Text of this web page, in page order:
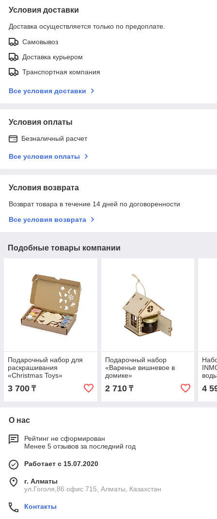
Условия доставки
Доставка осуществляется только по предоплате.
Самовывоз
Доставка курьером
Транспортная компания
Все условия доставки
Условия оплаты
Безналичный расчет
Все условия оплаты
Условия возврата
Возврат товара в течение 14 дней по договоренности
Все условия возврата
Подобные товары компании
Подарочный набор для
раскрашивания
«Christmas Toys»
3 700 ₸
Подарочный набор
«Варенье вишневое в
домике»
2 710₸ 4
О нас
Рейтинг не сформирован
Менее 5 отзывов за последний год
Работает с 15.07.2020
г. Алматы
ул.Гоголя,86 офис 715, Алматы, Казахстан
Контакты